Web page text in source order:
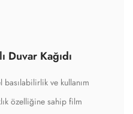
Duvar Kağıdı
basılabilirlik ve kullanım
özelliğine sahip film